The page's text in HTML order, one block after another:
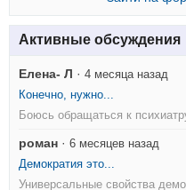
Активные обсуждения
Елена- Л ·4 месяца назад
Конечно, нужно...
Боюсь обращаться к
роман ·6 месяцев назад
Демократия это...
Универсальные свойства